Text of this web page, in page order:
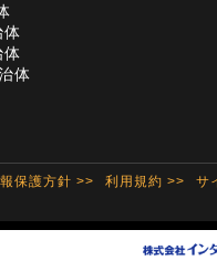
体
体
体
保護方針 >> 利用規約 >> サ